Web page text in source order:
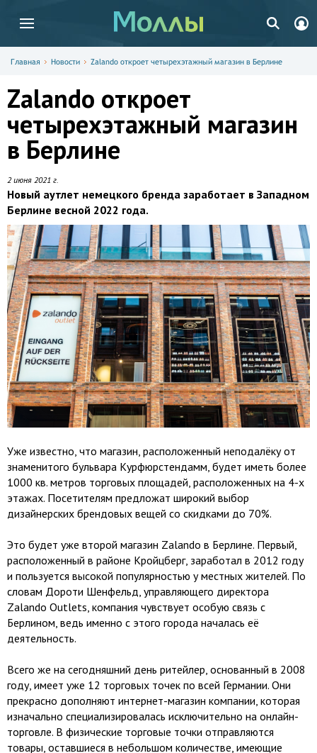
Главная Новости Zalando откроет четырехэтажный магазин в Берлине
Zalando откроет
четырехэтажный магазин
в Берлине
2 июня 2021 г.
Новый аутлет немецкого бренда заработает в Западном
Берлине весной 2022 года.
Уже известно, что магазин, расположенный неподалёку от
знаменитого бульвара Курфюрстендамм, будет иметь более
1000 кв. метров торговых площадей, расположенных на 4-х
этажах. Посетителям предложат широкий выбор
дизайнерских брендовых вещей со скидками до 70%.
Это будет уже второй магазин Zalando в Берлине. Первый,
расположенный в районе Кройцберг, заработал в 2012 году
и пользуется высокой популярностью у местных жителей. По
словам Дороти Шенфельд, управляющего директора
Zalando Outlets, компания чувствует особую связь с
Берлином, ведь именно с этого города началась её
деятельность.
Всего же на сегодняшний день ритейлер, основанный в 2008
году, имеет уже 12 торговых точек по всей Германии. Они
прекрасно дополняют интернет-магазин компании, которая
изначально специализировалась исключительно на онлайн-
торговле. В физические торговые точки отправляются
товары, оставшиеся в небольшом количестве, имеющие